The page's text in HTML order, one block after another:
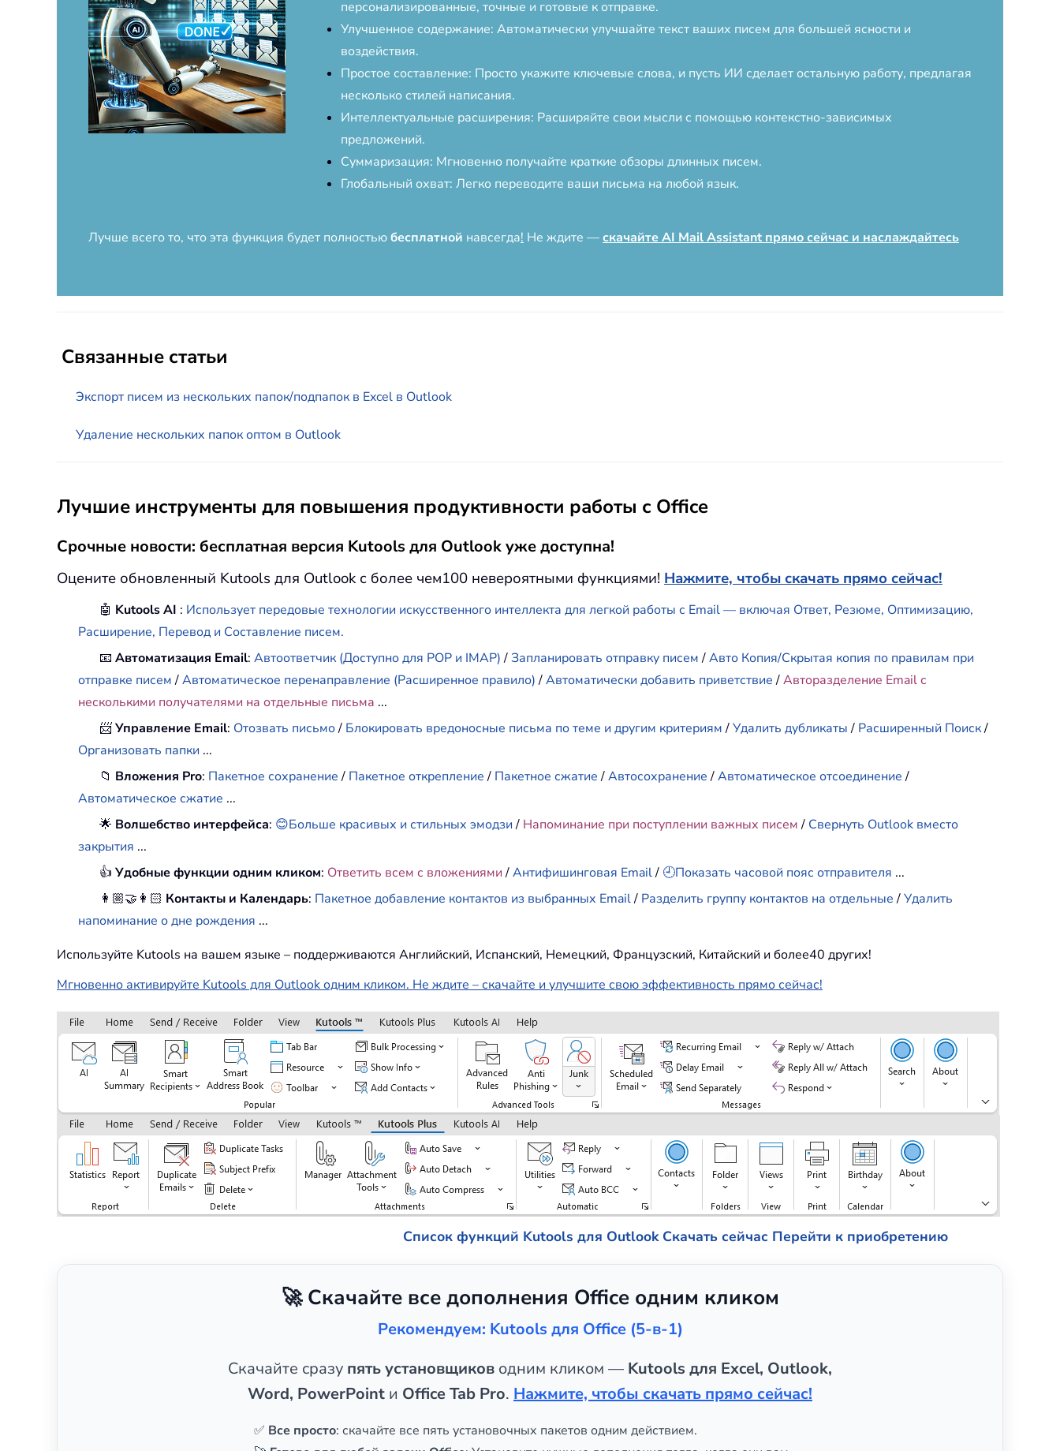
персонализированные, точные и готовые к отправке.
Улучшенное содержание: Автоматически улучшайте текст ваших писем для большей ясности и
воздействия.
Простое составление: Просто укажите ключевые слова, и пусть ИИ сделает остальную работу, предлагая
несколько стилей написания.
Интеллектуальные расширения: Расширяйте свои мысли с помощью контекстно-зависимых
предложений.
Суммаризация: Мгновенно получайте краткие обзоры длинных писем.
Глобальный охват: Легко переводите ваши письма на любой язык.
Лучше всего то, что эта функция будет полностьюбесплатной навсегда! Не ждите —скачайте AI Mail Assistant прямо сейчас и наслаждайтесь
Связанные статьи
Экспорт писем из нескольких папок/подпапок в Excel в Outlook
Удаление нескольких папок оптом в Outlook
Лучшие инструменты для повышения продуктивности работы с Office
Срочные новости: бесплатная версия Kutools для Outlook уже доступна!
Оцените обновленный Kutools для Outlook с более чем100 невероятными функциями! Нажмите, чтобы скачать прямо сейчас!
🤖 Kutools AI : Использует передовые технологии искусственного интеллекта для легкой работы с Email — включая Ответ, Резюме, Оптимизацию,
Расширение, Перевод и Составление писем.
📧Автоматизация Email:Автоответчик (Доступно для POP и IMAP)/Запланировать отправку писем/Авто Копия/Скрытая копия по правилам при
отправке писем/Автоматическое перенаправление (Расширенное правило)/Автоматически добавить приветствие/Авторазделение Email с
несколькими получателями на отдельные письма ...
📨Управление Email: Отозвать письмо/ Блокировать вредоносные письма по теме и другим критериям/Удалить дубликаты/ Расширенный Поиск/
Организовать папки ...
📁 Вложения Pro: Пакетное сохранение/ Пакетное открепление/ Пакетное сжатие/Автосохранение/Автоматическое отсоединение/
Автоматическое сжатие ...
🌟 Волшебство интерфейса: 😊Больше красивых и стильных эмодзи/ Напоминание при поступлении важных писем/ Свернуть Outlook вместо
закрытия ...
👍Удобные функции одним кликом: Ответить всем с вложениями /Антифишинговая Email/ 🕘Показать часовой пояс отправителя ...
👩🏼‍🤝‍👩🏻 Контакты и Календарь: Пакетное добавление контактов из выбранных Email/ Разделить группу контактов на отдельные/Удалить
напоминание о дне рождения ...
Используйте Kutools на вашем языке – поддерживаются Английский, Испанский, Немецкий, Французский, Китайский и более40 других!
Мгновенно активируйте Kutools для Outlook одним кликом. Не ждите – скачайте и улучшите свою эффективность прямо сейчас!
Список функций Kutools для Outlook Скачать сейчас Перейти к приобретению
🚀 Скачайте все дополнения Office одним кликом
Рекомендуем: Kutools для Office (5-в-1)
Скачайте сразу пять установщиков одним кликом — Kutools для Excel, Outlook,
Word, PowerPoint и Office Tab Pro. Нажмите, чтобы скачать прямо сейчас!
✅ Все просто: скачайте все пять установочных пакетов одним действием.